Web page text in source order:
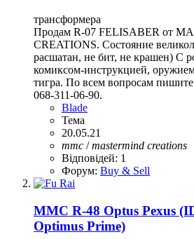
трансформера
Продам R-07 FELISABER от
CREATIONS. Состояние
расшатан, не бит, не крашен) С
комиксом-инструкцией,
тигра. По всем вопросам
068-311-06-90.
Blade
Тема
20.05.21
mmc /mastermind creations
Відповідей: 1
Форум: Buy & Sell
MMC R-48 Optus Pexus
Optimus Prime)